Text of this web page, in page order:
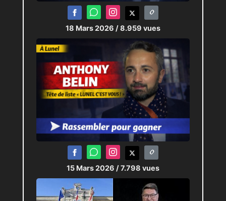
18 Mars 2026 / 8.959 vues
15 Mars 2026 / 7.798 vues